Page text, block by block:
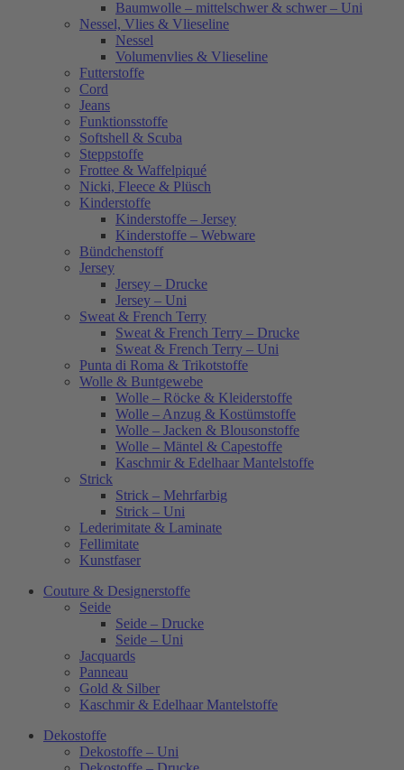
Baumwolle – mittelschwer & schwer – Uni
Nessel, Vlies & Vlieseline
Nessel
Volumenvlies & Vlieseline
Futterstoffe
Cord
Jeans
Funktionsstoffe
Softshell & Scuba
Steppstoffe
Frottee & Waffelpiqué
Nicki, Fleece & Plüsch
Kinderstoffe
Kinderstoffe – Jersey
Kinderstoffe – Webware
Bündchenstoff
Jersey
Jersey – Drucke
Jersey – Uni
Sweat & French Terry
Sweat & French Terry – Drucke
Sweat & French Terry – Uni
Punta di Roma & Trikotstoffe
Wolle & Buntgewebe
Wolle – Röcke & Kleiderstoffe
Wolle – Anzug & Kostümstoffe
Wolle – Jacken & Blousonstoffe
Wolle – Mäntel & Capestoffe
Kaschmir & Edelhaar Mantelstoffe
Strick
Strick – Mehrfarbig
Strick – Uni
Lederimitate & Laminate
Fellimitate
Kunstfaser
Couture & Designerstoffe
Seide
Seide – Drucke
Seide – Uni
Jacquards
Panneau
Gold & Silber
Kaschmir & Edelhaar Mantelstoffe
Dekostoffe
Dekostoffe – Uni